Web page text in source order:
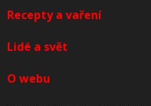
Recepty a vaření
Lidé a svět
O webu